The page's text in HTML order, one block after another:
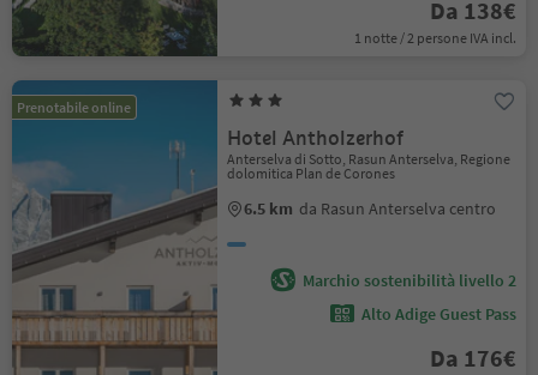
Da 138€
1 notte / 2 persone IVA incl.
Prenotabile online
Hotel Antholzerhof
Anterselva di Sotto, Rasun Anterselva, Regione
dolomitica Plan de Corones
6.5 km da Rasun Anterselva centro
Marchio sostenibilità livello 2
Alto Adige Guest Pass
Da 176€